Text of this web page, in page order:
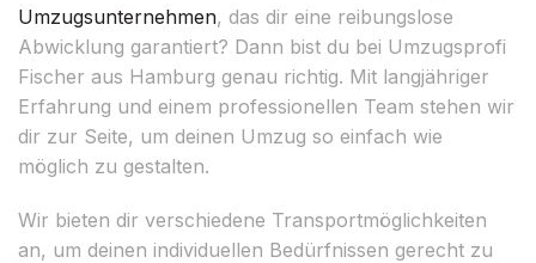
Umzugsunternehmen, das dir eine reibungslose
Abwicklung garantiert? Dann bist du bei Umzugsprofi
Fischer aus Hamburg genau richtig. Mit langjähriger
Erfahrung und einem professionellen Team stehen wir
dir zur Seite, um deinen Umzug so einfach wie
möglich zu gestalten.
Wir bieten dir verschiedene Transportmöglichkeiten
an, um deinen individuellen Bedürfnissen gerecht zu